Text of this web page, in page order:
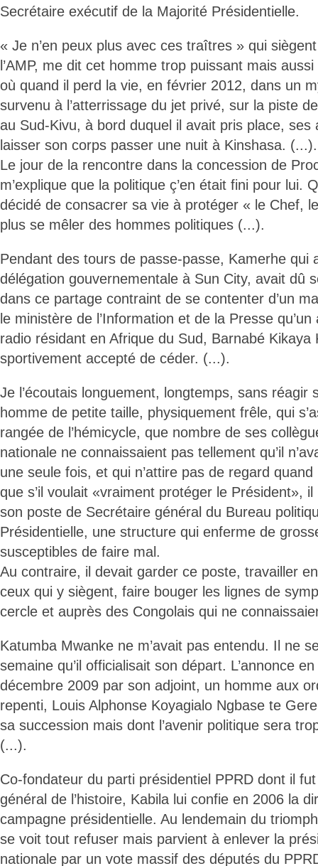
Secrétaire exécutif de la Majorité Présidentielle.
« Je n’en peux plus avec ces traîtres » qui
l’AMP, me dit cet homme trop puissant mais
où quand il perd la vie, en février 2012, dans un
survenu à l’atterrissage du jet privé, sur la piste
au Sud-Kivu, à bord duquel il avait pris place, ses
laisser son corps passer une nuit à Kinshasa. (...).
Le jour de la rencontre dans la concession de
m’explique que la politique ç’en était fini pour lui.
décidé de consacrer sa vie à protéger « le Chef,
plus se mêler des hommes politiques (...).
Pendant des tours de passe-passe, Kamerhe qui
délégation gouvernementale à Sun City, avait dû
dans ce partage contraint de se contenter d’un
le ministère de l’Information et de la Presse
radio résidant en Afrique du Sud, Barnabé Kikaya
sportivement accepté de céder. (...).
Je l’écoutais longuement, longtemps, sans réagir
homme de petite taille, physiquement frêle, qui
rangée de l’hémicycle, que nombre de ses
nationale ne connaissaient pas tellement qu’il
une seule fois, et qui n’attire pas de regard
que s’il voulait «vraiment protéger le Président», il
son poste de Secrétaire général du Bureau
Présidentielle, une structure qui enferme de
susceptibles de faire mal.
Au contraire, il devait garder ce poste, travailler
ceux qui y siègent, faire bouger les lignes de
cercle et auprès des Congolais qui ne
Katumba Mwanke ne m’avait pas entendu. Il ne
semaine qu’il officialisait son départ. L’annonce
décembre 2009 par son adjoint, un homme aux
repenti, Louis Alphonse Koyagialo Ngbase te
sa succession mais dont l’avenir politique sera
(...).
Co-fondateur du parti présidentiel PPRD dont il
général de l’histoire, Kabila lui confie en 2006 la
campagne présidentielle. Au lendemain du
se voit tout refuser mais parvient à enlever la
nationale par un vote massif des députés du